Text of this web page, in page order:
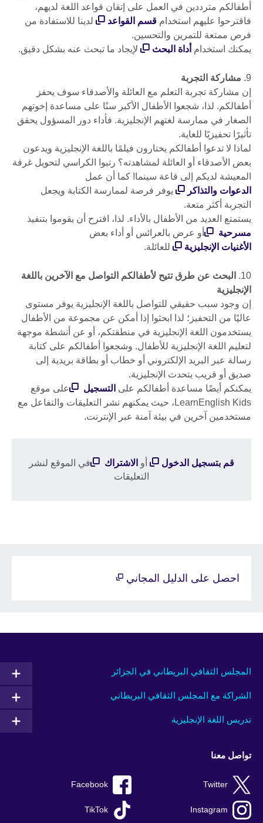
أطفالكم مترددين في العمل على إتقان قواعد اللغة لديهم،
فاقترحوا عليهم استخدام قسم القواعد
لدينا للاستفادة من
فرص ممتعة للتمرين والتحسين.
يمكنك استخدام أداة البحث لإيجاد ما تبحث عنه بشكل دقيق.
9. مشاركة التجربة
إن مشاركة تجربة التعلم مع العائلة والأصدقاء سوف يحفز
أطفالكم. لذا، شجعوا الأطفال الأكبر سنًا على مساعدة إخوتهم
الصغار في ممارسة لغتهم الإنجليزية. فأداء دور المسؤول يحقق
تأثيرًا تحفيزيًا للغاية.
لماذا لا تدعوا أطفالكم يختارون فيلمًا باللغة الإنجليزية ويدعون
بعض الأصدقاء أو العائلة لمشاهدته؟ رتبوا الكراسي لتحويل غرفة
المعيشة لديكم إلى قاعة سينما! كما أن عمل
الدعوات والتذاكر
يوفر فرصة لممارسة الكتابة ويجعل
التجربة أكثر متعة.
يستمتع العديد من الأطفال بالأداء. لذا، اقترح أن يقوموا بتنفيذ
مسرحية
أو عرض بالعرائس أو أداء بعض
الأغنيات الإنجليزية
للعائلة.
10.
البحث عن طرق تتيح لأطفالكم التواصل مع الآخرين باللغة
الإنجليزية
إن وجود سبب حقيقي للتواصل باللغة الإنجليزية يوفر مستوى
عاليًا من التحفيز؛ لذا ابحثوا إذا أمكن عن مجموعة من الأطفال
يستخدمون اللغة الإنجليزية في منطقتكم، أو عن أنشطة موجهة
لتعليم اللغة الإنجليزية للأطفال. وشجعوا أطفالكم على كتابة
رسالة عبر البريد الإلكتروني أو خطاب أو بطاقة بريدية إلى
صديق أو قريب يتحدث الإنجليزية.
يمكنكم أيضًا مساعدة أطفالكم على التسجيل
على موقع
LearnEnglish Kids، حيث يمكنهم نشر التعليقات والتفاعل مع
مستخدمين آخرين في بيئة آمنة عبر الإنترنت.
قم بتسجيل الدخول أو الاشتراك
في الموقع لنشر
التعليقات
احصل على الدليل المجاني
المجلس الثقافي البريطاني في الجزائر
الشراكة مع المجلس الثقافي البريطاني
تدريس اللغة الإنجليزية
تواصل معنا
Facebook Twitter
TikTok Instagram